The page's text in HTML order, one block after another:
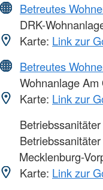
Betreutes
DRK-
Karte: Link zur
Betreutes
Wohnanlage
Karte: Link zur
Mecklenburg-
Karte: Link zur